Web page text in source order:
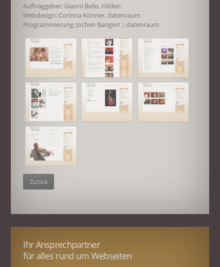
Auftraggeber: Gianni Bello, Hilden
Webdesign: Corinna Könner, datenraum
Programmierung: Jochen Bangert :: datenraum
Zurück
Ihr Ansprechpartner
für alles rund um Webseiten